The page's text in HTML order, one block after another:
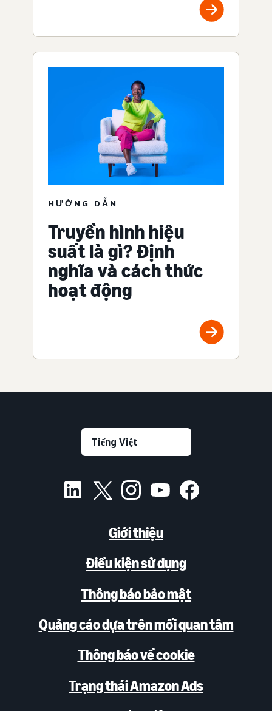
HƯỚNG DẪN
Truyền hình hiệu
suất là gì? Định
nghĩa và cách thức
hoạt động
Giới thiệu
Điều kiện sử dụng
Thông báo bảo mật
Quảng cáo dựa trên mối quan tâm
Thông báo về cookie
Trạng thái Amazon Ads